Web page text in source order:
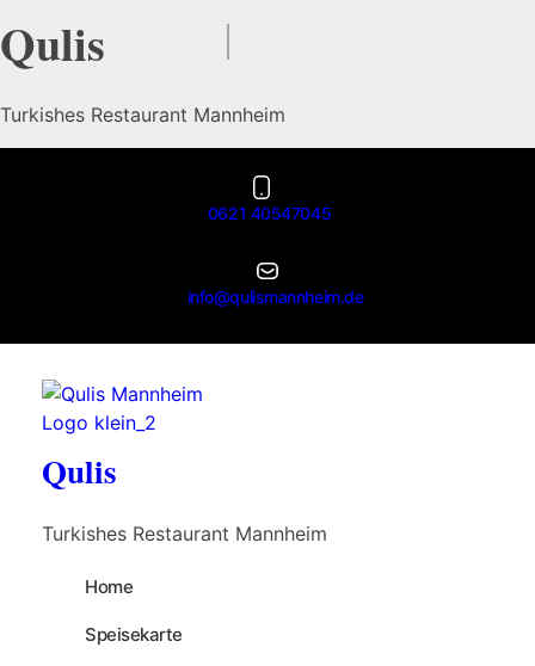
Qulis
Turkishes Restaurant Mannheim
0621 40547045
info@qulismannheim.de
Qulis
Turkishes Restaurant Mannheim
Home
Speisekarte